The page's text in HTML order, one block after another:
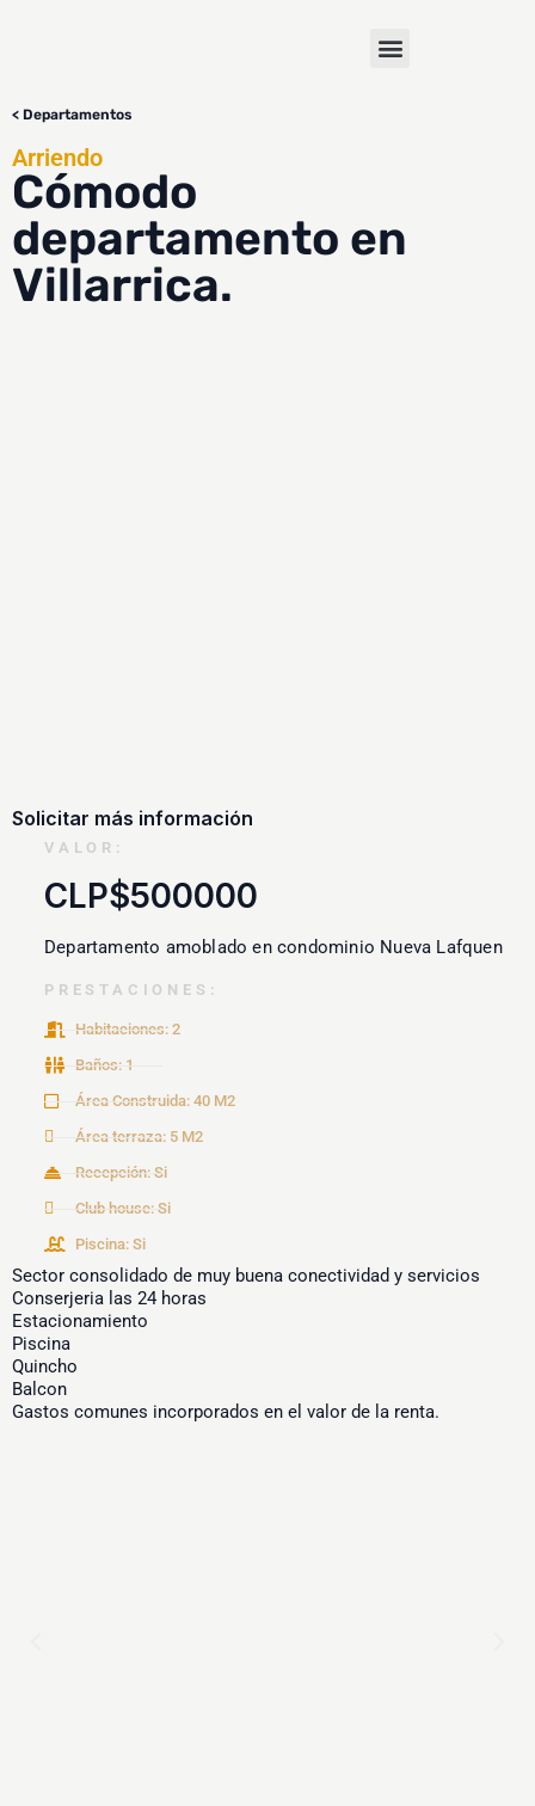
< Departamentos
Arriendo
Cómodo
departamento en
Villarrica.
Solicitar más información
VALOR:
CLP$500000
Departamento amoblado en condominio Nueva Lafquen
PRESTACIONES:
Habitaciones: 2
Baños: 1
Área Construida: 40 M2
Área terraza: 5 M2
Recepción: Si
Club house: Si
Piscina: Si
Sector consolidado de muy buena conectividad y servicios
Conserjeria las 24 horas
Estacionamiento
Piscina
Quincho
Balcon
Gastos comunes incorporados en el valor de la renta.